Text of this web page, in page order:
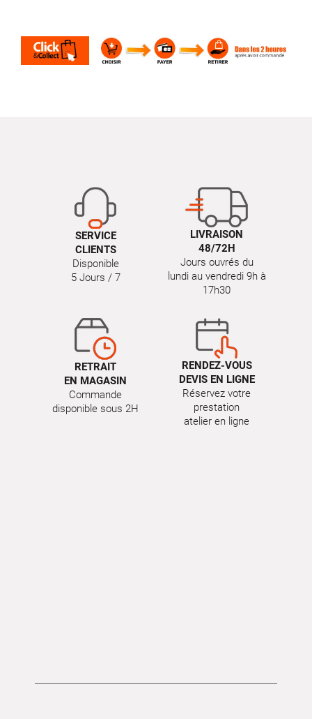
SERVICE
CLIENTS
Disponible
5 Jours / 7
LIVRAISON
48/72H
Jours ouvrés du
lundi au vendredi 9h à
17h30
RETRAIT
EN MAGASIN
Commande
disponible sous 2H
RENDEZ-VOUS
DEVIS EN LIGNE
Réservez votre
prestation
atelier en ligne